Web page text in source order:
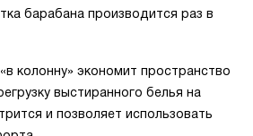
барабана производится раз в
колонну» экономит пространство
выстиранного белья на
и позволяет использовать